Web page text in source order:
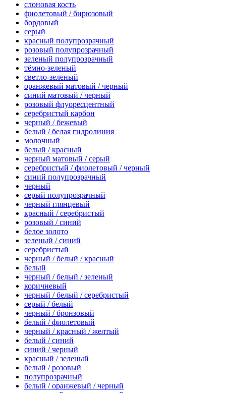
слоновая кость
фиолетовый / бирюзовый
бордовый
серый
красный полупрозрачный
розовый полупрозрачный
зеленый полупрозрачный
тёмно-зеленый
светло-зеленый
оранжевый матовый / черный
синий матовый / черный
розовый флуоресцентный
серебристый карбон
черный / бежевый
белый / белая гидролиния
молочный
белый / красный
черный матовый / серый
серебристый / фиолетовый / черный
синий полупрозрачный
черный
серый полупрозрачный
черный глянцевый
красный / серебристый
розовый / синий
белое золото
зеленый / синий
серебристый
черный / белый / красный
белый
черный / белый / зеленый
коричневый
черный / белый / серебристый
серый / белый
черный / бронзовый
белый / фиолетовый
черный / красный / желтый
белый / синий
синий / черный
красный / зеленый
белый / розовый
полупрозрачный
белый / оранжевый / черный